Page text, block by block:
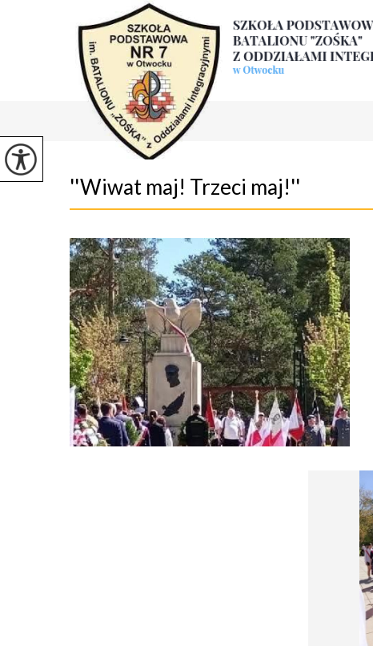
''Wiwat maj! Trzeci maj!''